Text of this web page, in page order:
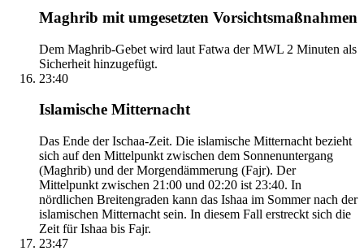
Maghrib mit umgesetzten Vorsichtsmaßnahmen
Dem Maghrib-Gebet wird laut Fatwa der MWL 2 Minuten als
Sicherheit hinzugefügt.
23:40
Islamische Mitternacht
Das Ende der Ischaa-Zeit. Die islamische Mitternacht bezieht
sich auf den Mittelpunkt zwischen dem Sonnenuntergang
(Maghrib) und der Morgendämmerung (Fajr). Der
Mittelpunkt zwischen 21:00 und 02:20 ist 23:40. In
nördlichen Breitengraden kann das Ishaa im Sommer nach der
islamischen Mitternacht sein. In diesem Fall erstreckt sich die
Zeit für Ishaa bis Fajr.
23:47